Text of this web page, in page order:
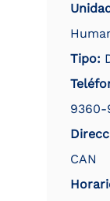
Tipo:
9360-
CAN